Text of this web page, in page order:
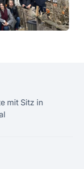
mit Sitz in